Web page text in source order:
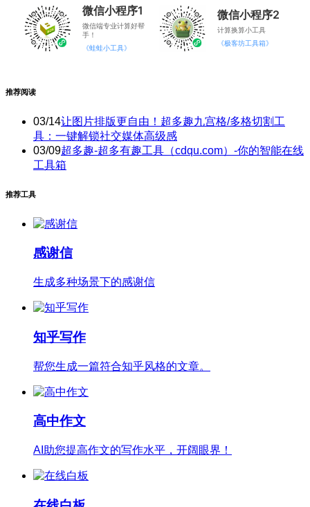
微信小程序1
微信端专业计算好帮
手！
《蛙蛙小工具》
微信小程序2
计算换算小工具
《极客坊工具箱》
推荐阅读
03/14让图片排版更自由！超多趣九宫格/多格切割工
具：一键解锁社交媒体高级感
03/09超多趣-超多有趣工具（cdqu.com）-你的智能在线
工具箱
推荐工具
感谢信
生成多种场景下的感谢信
知乎写作
帮您生成一篇符合知乎风格的文章。
高中作文
AI助您提高作文的写作水平，开阔眼界！